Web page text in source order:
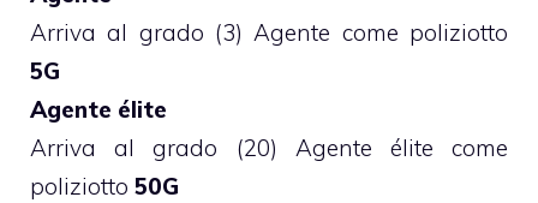
Arriva al grado (3) Agente come poliziotto
5G
Agente élite
Arriva al grado (20) Agente élite come
poliziotto 50G